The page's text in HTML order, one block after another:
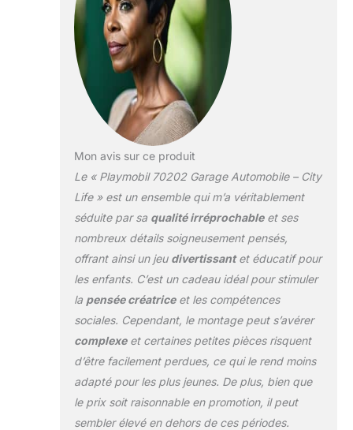
Cabriolet inclus.
Avec un
personnage. De la
vitesse aux
utilitaires, choisis le
véhicule adapté à
ton histoire !
Mon avis sur ce produit
Le « Playmobil 70202 Garage Automobile – City
Life » est un ensemble qui m’a véritablement
séduite par sa qualité irréprochableet ses
nombreux détails soigneusement pensés,
offrant ainsi un jeu divertissantet éducatif pour
les enfants. C’est un cadeau idéal pour stimuler
la pensée créatriceet les compétences
sociales. Cependant, le montage peut s’avérer
complexeet certaines petites pièces risquent
d’être facilement perdues, ce qui le rend moins
adapté pour les plus jeunes. De plus, bien que
le prix soit raisonnable en promotion, il peut
sembler élevé en dehors de ces périodes.